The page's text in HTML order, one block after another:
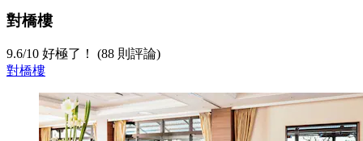
對橋樓
9.6/10 好極了！ (88 則評論)
對橋樓